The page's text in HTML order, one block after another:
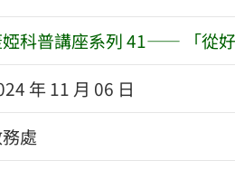
科普講座系列 41—— 「從好
年 11 月 06 日
處